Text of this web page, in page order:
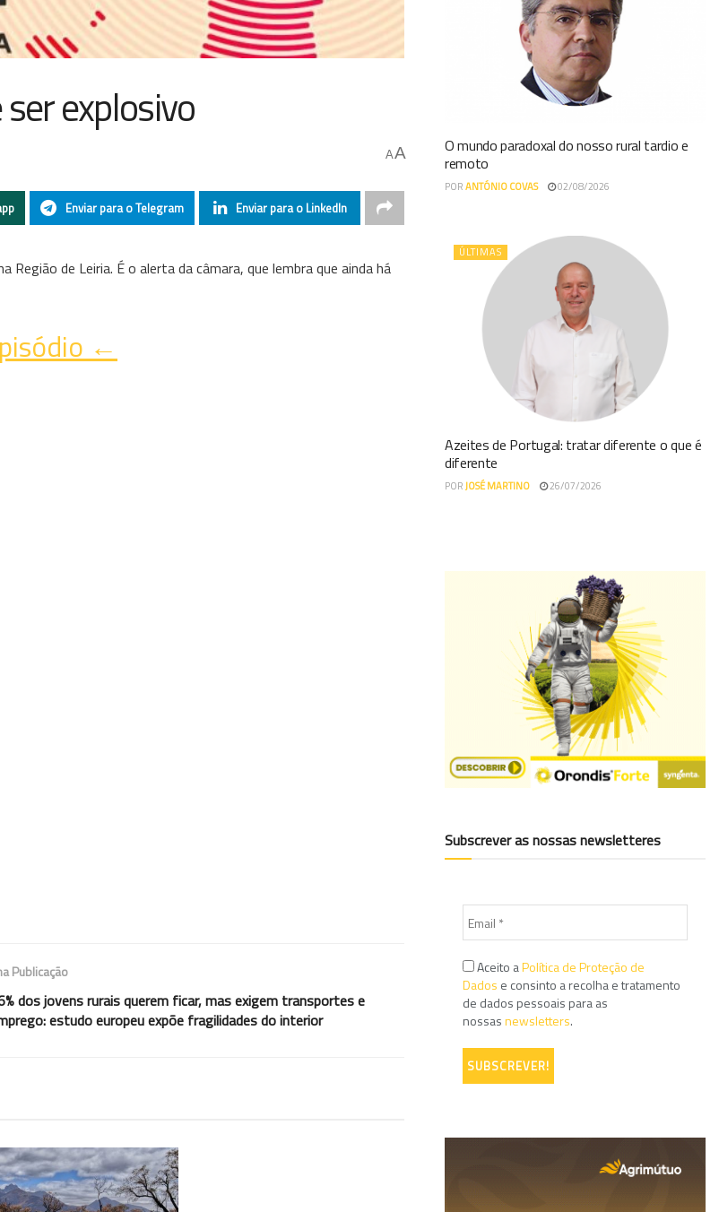
explosivo
AA
Enviar para o Telegram Enviar para o LinkedIn
de Leiria. É o alerta da câmara, que lembra que ainda há
←
Publicação
dos jovens rurais querem ficar, mas exigem transportes e
estudo europeu expõe fragilidades do interior
O mundo paradoxal do nosso rural tardio e
remoto
PORANTÓNIO COVAS 02/08/2026
ÚLTIMAS
Azeites de Portugal: tratar diferente o que é
diferente
PORJOSÉ MARTINO 26/07/2026
Subscrever as nossas newsletteres
Aceito aPolítica de Proteção de
Dados e consinto a recolha e tratamento
de dados pessoais para as
nossasnewsletters.